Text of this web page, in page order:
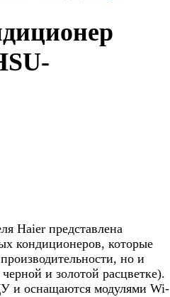
Haier представлена
кондиционеров, которые
но и
и золотой расцветке).
и оснащаются модулями Wi-